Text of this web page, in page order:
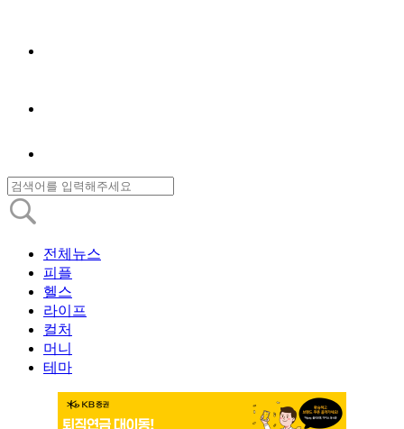
전체뉴스
피플
헬스
라이프
컬처
머니
테마